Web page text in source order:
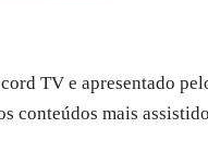
TV e apresentado
conteúdos mais